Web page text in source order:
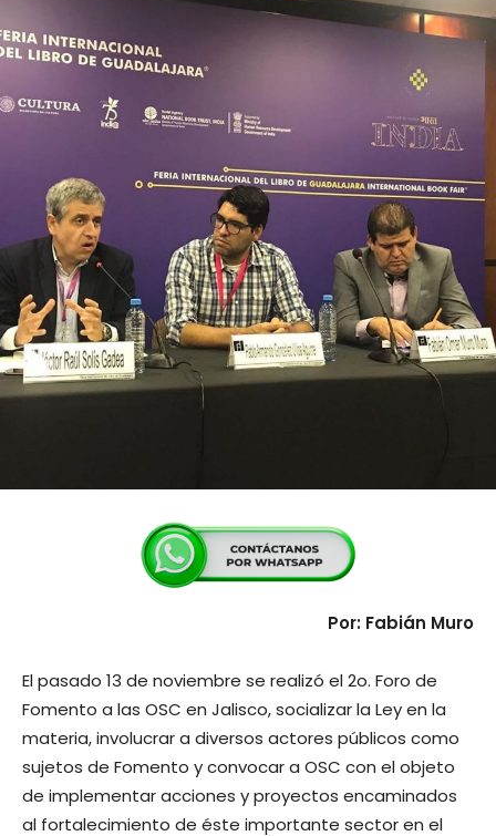
Por: Fabián Muro
El pasado 13 de noviembre se realizó el 2o. Foro de
Fomento a las OSC en Jalisco, socializar la Ley en la
materia, involucrar a diversos actores públicos como
sujetos de Fomento y convocar a OSC con el objeto
de implementar acciones y proyectos encaminados
al fortalecimiento de éste importante sector en el